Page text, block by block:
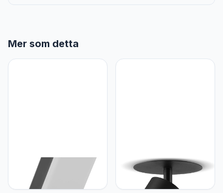
Mer som detta
Maclean Maclean - LED-
lamp met PIR
bewegingsmelder - LED
Maclean Maclean
inbouw/buis, spot, rond,
aluminium, GU10,